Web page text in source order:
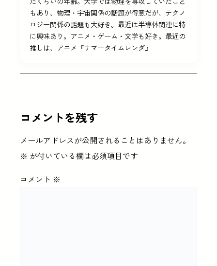
もあり、物理・宇宙関係の話題が得意だが、テクノ
ロジー関係の話題も大好き。最近は半導体関連に特
に興味あり。アニメ・ゲーム・文学も好き。最近の
推しは、アニメ『サマータイムレンダ』
コメントを残す
メールアドレスが公開されることはありません。
※ が付いている欄は必須項目です
コメント ※